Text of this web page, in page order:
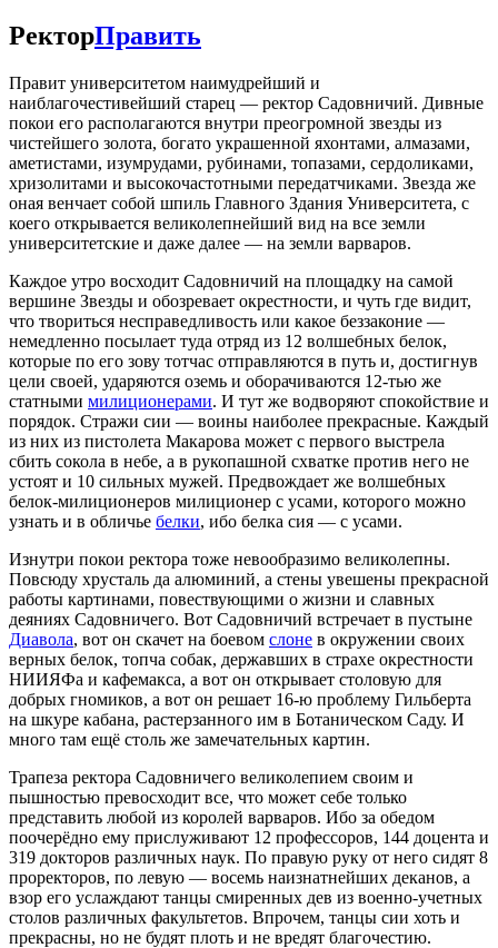
РекторПравить
Правит университетом наимудрейший и
наиблагочестивейший старец — ректор Садовничий. Дивные
покои его располагаются внутри преогромной звезды из
чистейшего золота, богато украшенной яхонтами, алмазами,
аметистами, изумрудами, рубинами, топазами, сердоликами,
хризолитами и высокочастотными передатчиками. Звезда же
оная венчает собой шпиль Главного Здания Университета, с
коего открывается великолепнейший вид на все земли
университетские и даже далее — на земли варваров.
Каждое утро восходит Садовничий на площадку на самой
вершине Звезды и обозревает окрестности, и чуть где видит,
что твориться несправедливость или какое беззаконие —
немедленно посылает туда отряд из 12 волшебных белок,
которые по его зову тотчас отправляются в путь и, достигнув
цели своей, ударяются оземь и оборачиваются 12-тью же
статными милиционерами. И тут же водворяют спокойствие и
порядок. Стражи сии — воины наиболее прекрасные. Каждый
из них из пистолета Макарова может с первого выстрела
сбить сокола в небе, а в рукопашной схватке против него не
устоят и 10 сильных мужей. Предвождает же волшебных
белок-милиционеров милиционер с усами, которого можно
узнать и в обличье белки, ибо белка сия — с усами.
Изнутри покои ректора тоже невообразимо великолепны.
Повсюду хрусталь да алюминий, а стены увешены прекрасной
работы картинами, повествующими о жизни и славных
деяниях Садовничего. Вот Садовничий встречает в пустыне
Диавола, вот он скачет на боевом слоне в окружении своих
верных белок, топча собак, державших в страхе окрестности
НИИЯФа и кафемакса, а вот он открывает столовую для
добрых гномиков, а вот он решает 16-ю проблему Гильберта
на шкуре кабана, растерзанного им в Ботаническом Саду. И
много там ещё столь же замечательных картин.
Трапеза ректора Садовничего великолепием своим и
пышностью превосходит все, что может себе только
представить любой из королей варваров. Ибо за обедом
поочерёдно ему прислуживают 12 профессоров, 144 доцента и
319 докторов различных наук. По правую руку от него сидят 8
проректоров, по левую — восемь наизнатнейших деканов, а
взор его услаждают танцы смиренных дев из военно-учетных
столов различных факультетов. Впрочем, танцы сии хоть и
прекрасны, но не будят плоть и не вредят благочестию.